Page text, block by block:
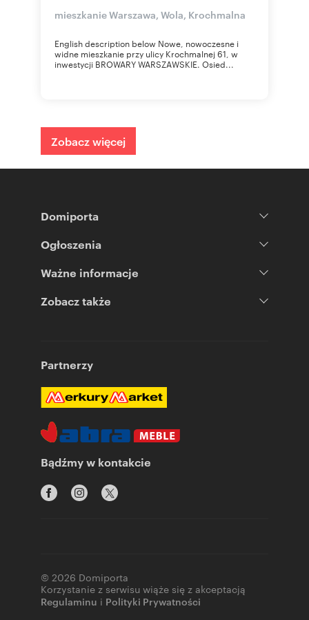
mieszkanie Warszawa, Wola, Krochmalna
English description below Nowe, nowoczesne i
widne mieszkanie przy ulicy Krochmalnej 61, w
inwestycji BROWARY WARSZAWSKIE. Osied...
Zobacz więcej
Domiporta
Ogłoszenia
Ważne informacje
Zobacz także
Partnerzy
Bądźmy w kontakcie
© 2026 Domiporta
Korzystanie z serwisu wiąże się z akceptacją
Regulaminu i Polityki Prywatności